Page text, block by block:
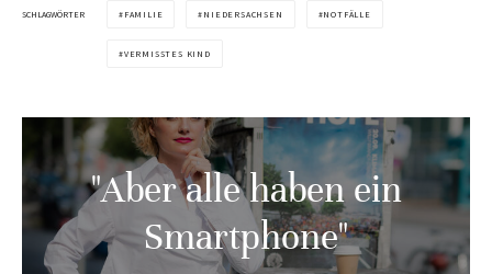
SCHLAGWÖRTER FAMILIE NIEDERSACHSEN NOTFÄLLE
VERMISSTES KIND
"Aber alle haben ein
Smartphone"